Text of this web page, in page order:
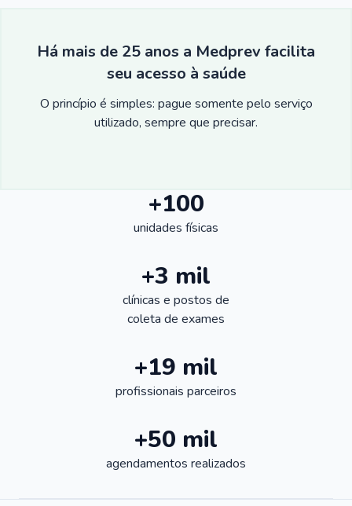
Há mais de 25 anos a Medprev facilita
seu acesso à saúde
O princípio é simples: pague somente pelo serviço
utilizado, sempre que precisar.
+100
unidades físicas
+3 mil
clínicas e postos de
coleta de exames
+19 mil
profissionais parceiros
+50 mil
agendamentos realizados